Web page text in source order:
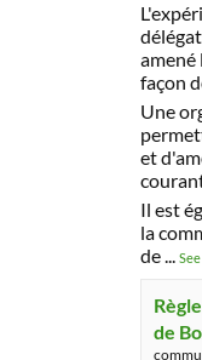
amené
façon
Une
et
Il est
la
de...
de